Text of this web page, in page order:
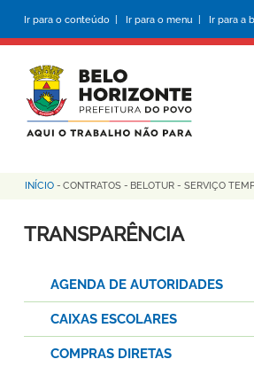
conteúdo
principal
Ir para o conteúdo | Ir para o menu | Ir para a
Trilha
de
INÍCIO - CONTRATOS - BELOTUR - SERVIÇO
TRANSPARÊNCIA
AGENDA DE AUTORIDADES
CAIXAS ESCOLARES
COMPRAS DIRETAS